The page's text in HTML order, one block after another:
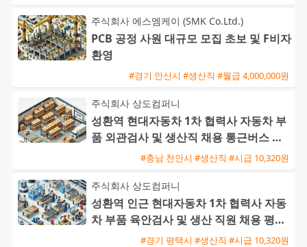
주식회사 에스엠케이 (SMK Co.Ltd.)
PCB 공정 사원 대규모 모집 초보 및 F비자
환영
#경기 안산시 #생산직 #월급 4,000,000원
주식회사 상도컴퍼니
성환역 현대자동차 1차 협력사 자동차 부
품 외관검사 및 생산직 채용 통근버스 운
#충남 천안시 #생산직 #시급 10,320원
주식회사 상도컴퍼니
성환역 인근 현대자동차 1차 협력사 자동
차 부품 육안검사 및 생산 직원 채용 평택
통근버스 운행#경기 평택시 #생산직 #시급 10,320원